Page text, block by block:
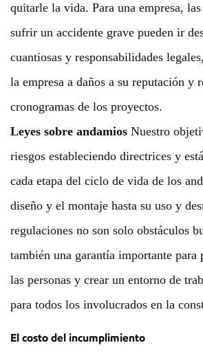
quitarle la vida. Para una empresa,
sufrir un accidente grave pueden ir
cuantiosas y responsabilidades
la empresa a daños a su reputación y
cronogramas de los proyectos.
Leyes sobre andamios Nuestro
riesgos estableciendo directrices y
cada etapa del ciclo de vida de los
diseño y el montaje hasta su uso y
regulaciones no son solo obstáculos
también una garantía importante para
las personas y crear un entorno de
para todos los involucrados en la
El costo del incumplimiento